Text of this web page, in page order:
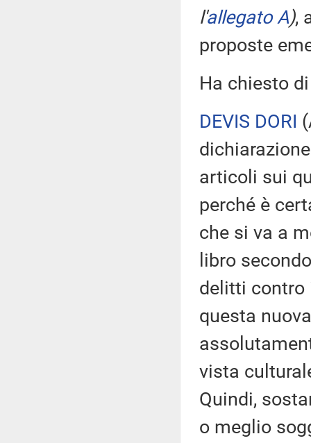
l'allegato A),
proposte
Ha chiesto
DEVIS DORI (
articoli sui
perché è
che si va a
libro
delitti contro
questa
vista
Quindi,
o meglio